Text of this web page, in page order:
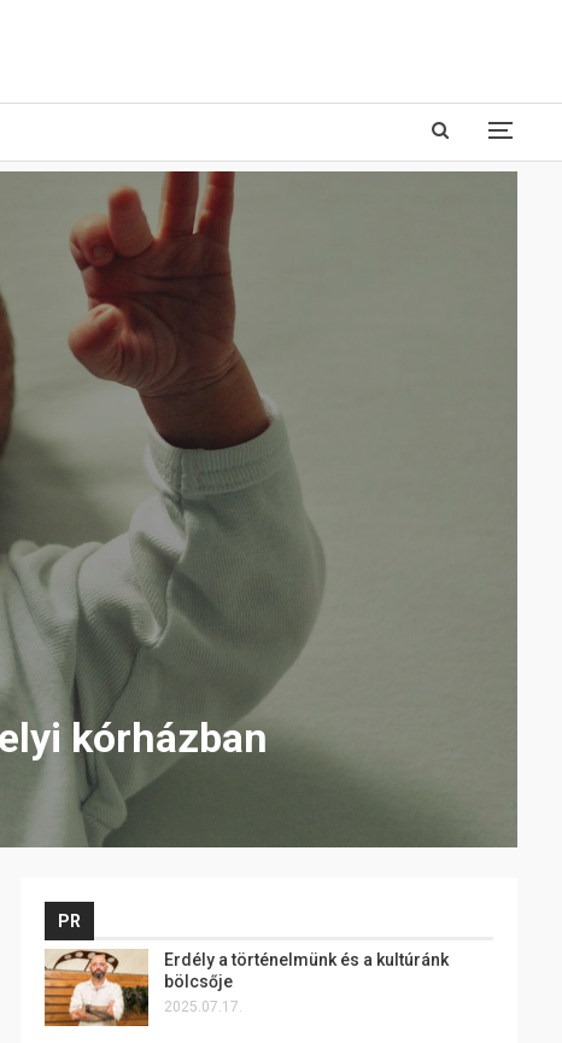
kórházban
PR
Erdély a történelmünk és a kultúránk
bölcsője
2025.07.17.